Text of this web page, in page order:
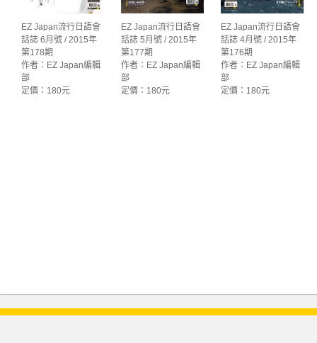
EZ Japan流行日語會
話誌 6月號 / 2015年
第178期
作者：EZ Japan編輯
部
定價：180元
EZ Japan流行日語會
話誌 5月號 / 2015年
第177期
作者：EZ Japan編輯
部
定價：180元
EZ Japan流行日語會
話誌 4月號 / 2015年
第176期
作者：EZ Japan編輯
部
定價：180元